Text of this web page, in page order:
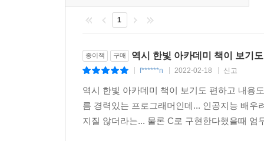
4 AVL 트리의 구현
03 레드-블랙 트리
2 레드- 블랙 트리의 수선
04 B-트리
2 B-트리 알고리즘
3 B-트리의 작업 성능
연습문제
1
종이책 구매 역시 한빛 아카데미 책이 보기
f******n 2022-02-18 신고
역시 한빛 아카데미 책이 보기도 편하고 내용
름 경력있는 프로그래머인데... 인공지능 배
지질 않더라는... 물론 C로 구현한다했을때